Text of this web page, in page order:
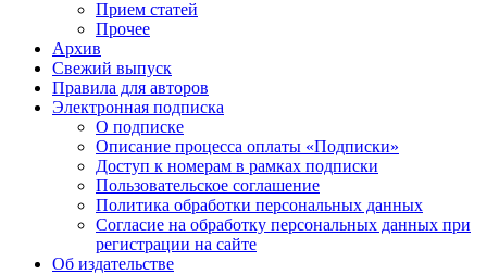
Прием статей
Прочее
Архив
Свежий выпуск
Правила для авторов
Электронная подписка
О подписке
Описание процесса оплаты «Подписки»
Доступ к номерам в рамках подписки
Пользовательское соглашение
Политика обработки персональных данных
Согласие на обработку персональных данных при
регистрации на сайте
Об издательстве